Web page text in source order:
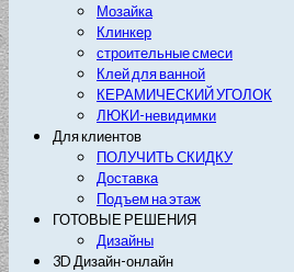
Мозайка
Клинкер
строительные смеси
Клей для ванной
КЕРАМИЧЕСКИЙ УГОЛОК
ЛЮКИ-невидимки
Для клиентов
ПОЛУЧИТЬ СКИДКУ
Доставка
Подъем на этаж
ГОТОВЫЕ РЕШЕНИЯ
Дизайны
3D Дизайн-онлайн